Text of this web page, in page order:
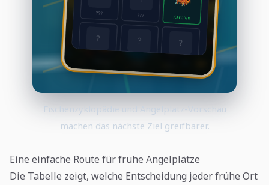
Fischenzyklopädie und Angelplatz-Vorschau
machen das nächste Ziel greifbarer.
Eine einfache Route für frühe Angelplätze
Die Tabelle zeigt, welche Entscheidung jeder frühe Ort